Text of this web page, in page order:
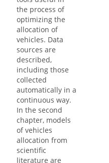
the process of
optimizing the
allocation of
vehicles. Data
sources are
described,
including those
collected
automatically in a
continuous way.
In the second
chapter, models
of vehicles
allocation from
scientific
literature are